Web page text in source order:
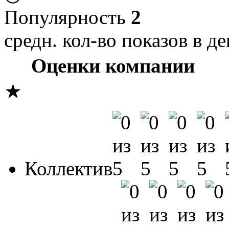
Популярность 2
средн. кол-во показов в
Оценки компании
★
Коллектив